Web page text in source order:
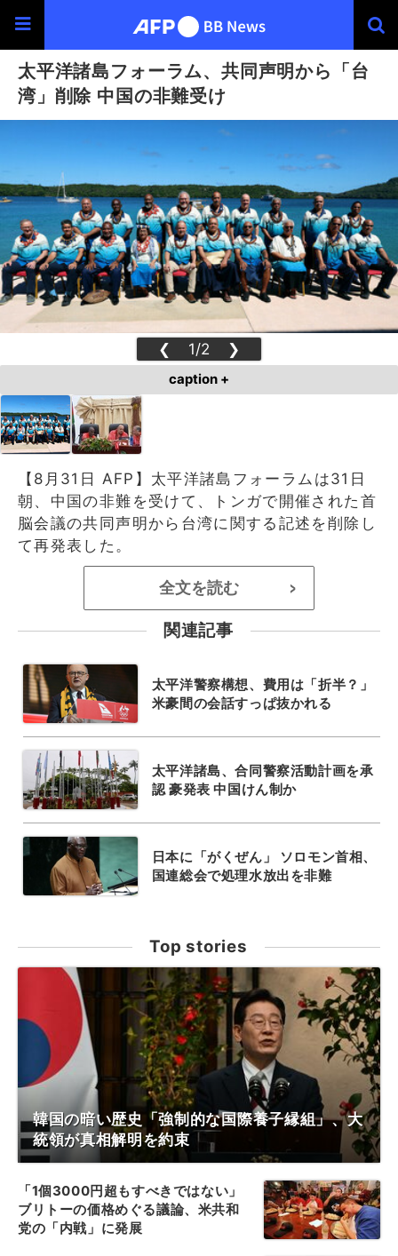
太平洋諸島フォーラム、共同声明から「台
湾」削除 中国の非難受け
❮ 1/2 ❯
caption +
【8月31日 AFP】太平洋諸島フォーラムは31日
朝、中国の非難を受けて、トンガで開催された首
脳会議の共同声明から台湾に関する記述を削除し
て再発表した。
全文を読む >
関連記事
太平洋警察構想、費用は「折半？」
米豪間の会話すっぱ抜かれる
太平洋諸島、合同警察活動計画を承
認 豪発表 中国けん制か
日本に「がくぜん」 ソロモン首相、
国連総会で処理水放出を非難
Top stories
韓国の暗い歴史「強制的な国際養子縁組」、大
統領が真相解明を約束
「1個3000円超もすべきではない」
ブリトーの価格めぐる議論、米共和
党の「内戦」に発展